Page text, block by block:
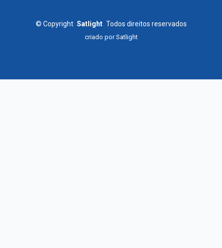
© Copyright Satlight Todos direitos reservados
criado porSatlight